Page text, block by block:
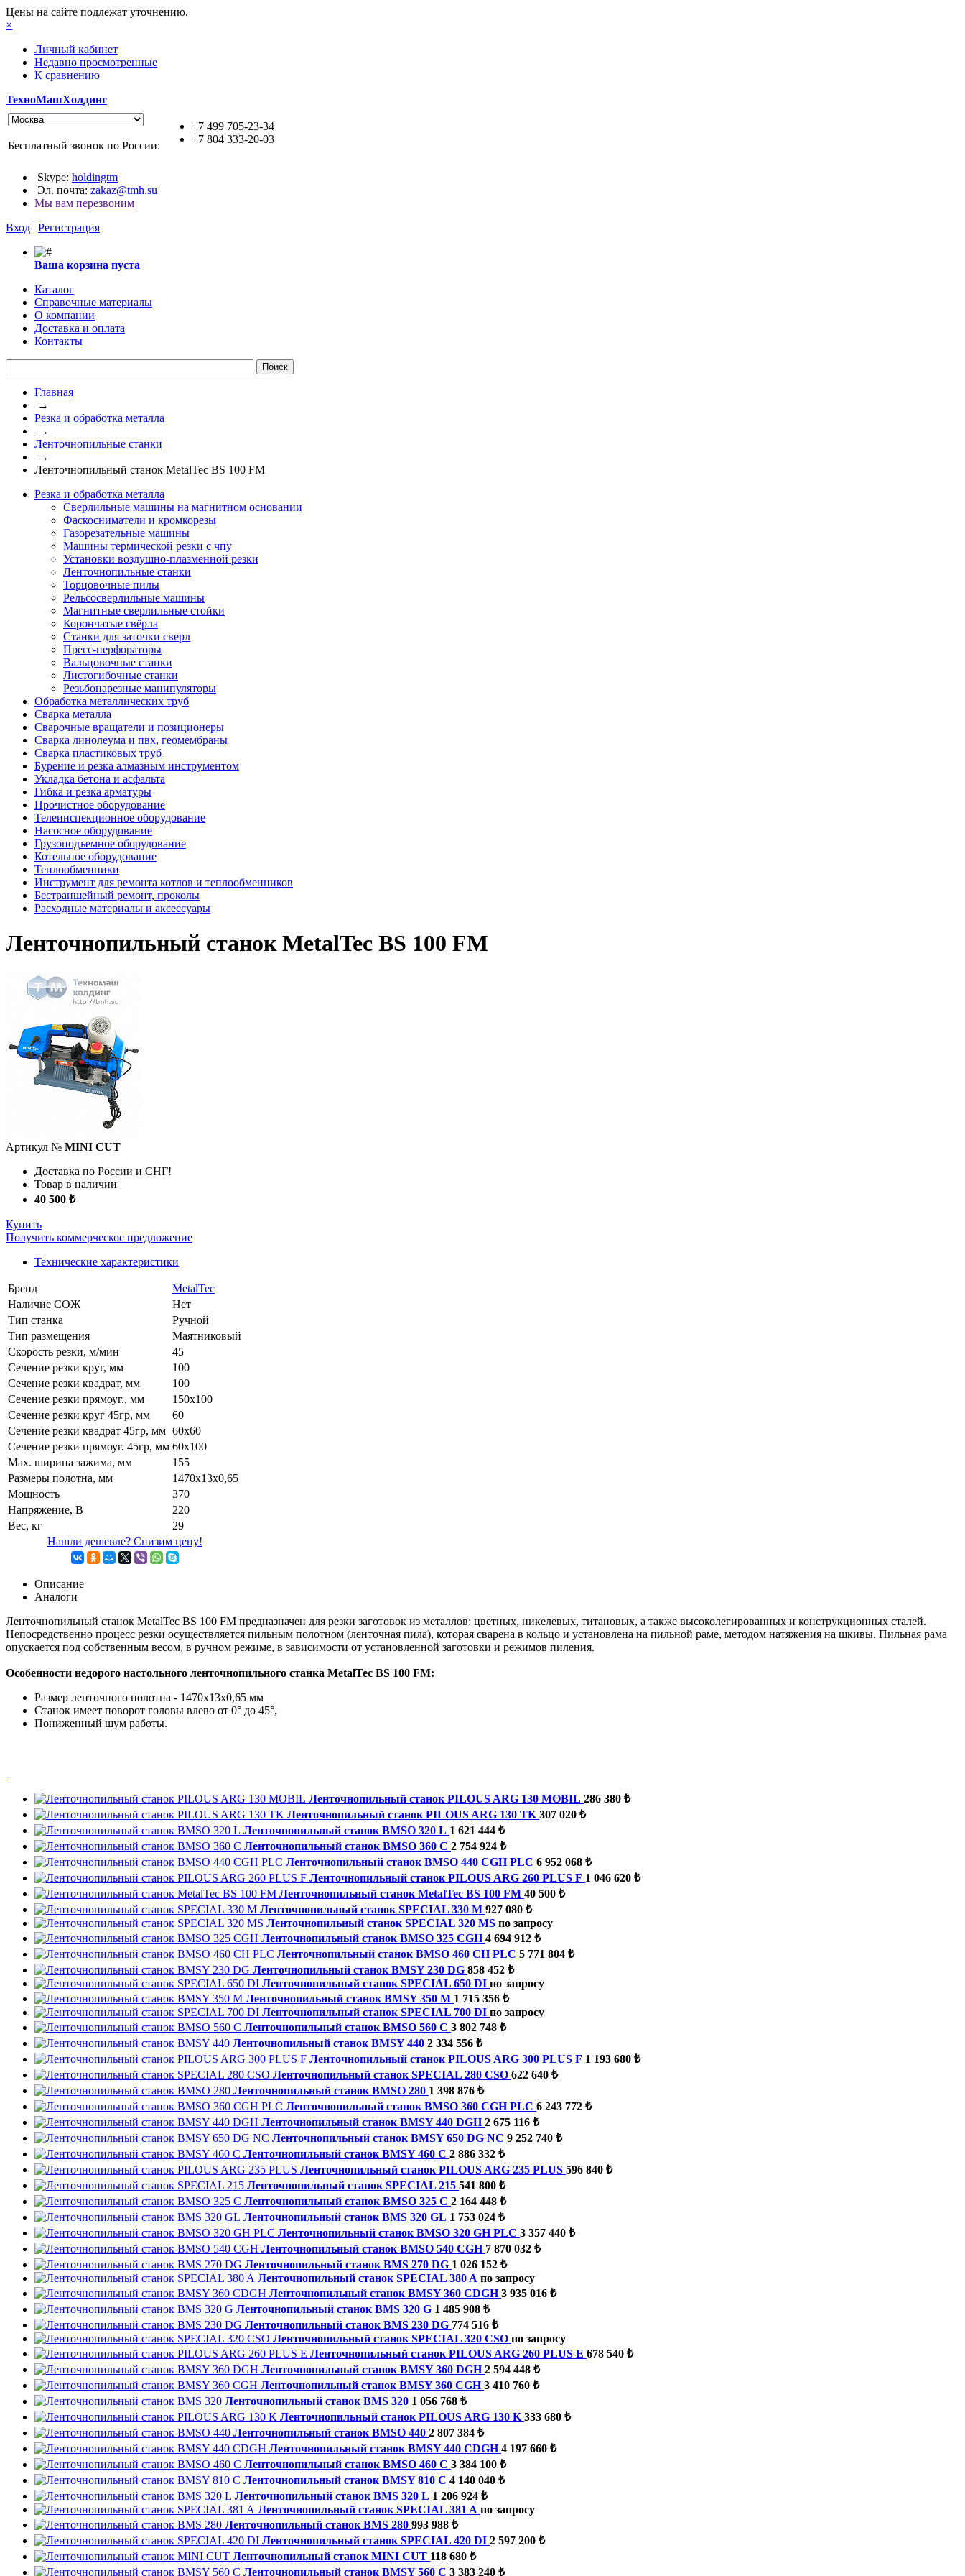
Цены на сайте подлежат уточнению.
×
Личный кабинет
Недавно просмотренные
К сравнению
ТехноМашХолдинг
+7 499 705-23-34
+7 804 333-20-03
Бесплатный звонок по России:
Skype: holdingtm
Эл. почта: zakaz@tmh.su
Мы вам перезвоним
Вход | Регистрация
Ваша корзина пуста
Каталог
Справочные материалы
О компании
Доставка и оплата
Контакты
Главная
→
Резка и обработка металла
→
Ленточнопильные станки
→
Ленточнопильный станок MetalTec BS 100 FM
Резка и обработка металла
Сверлильные машины на магнитном основании
Фаскосниматели и кромкорезы
Газорезательные машины
Машины термической резки с чпу
Установки воздушно-плазменной резки
Ленточнопильные станки
Торцовочные пилы
Рельсосверлильные машины
Магнитные сверлильные стойки
Корончатые свёрла
Станки для заточки сверл
Пресс-перфораторы
Вальцовочные станки
Листогибочные станки
Резьбонарезные манипуляторы
Обработка металлических труб
Сварка металла
Сварочные вращатели и позиционеры
Сварка линолеума и пвх, геомембраны
Сварка пластиковых труб
Бурение и резка алмазным инструментом
Укладка бетона и асфальта
Гибка и резка арматуры
Прочистное оборудование
Телеинспекционное оборудование
Насосное оборудование
Грузоподъемное оборудование
Котельное оборудование
Теплообменники
Инструмент для ремонта котлов и теплообменников
Бестраншейный ремонт, проколы
Расходные материалы и аксессуары
Ленточнопильный станок MetalTec BS 100 FM
Артикул № MINI CUT
Доставка по России и СНГ!
Товар в наличии
40 500 ₺
Купить
Получить коммерческое предложение
Технические характеристики
Бренд
MetalTec
Наличие СОЖ
Нет
Тип станка
Ручной
Тип размещения
Маятниковый
Скорость резки, м/мин
45
Сечение резки круг, мм
100
Сечение резки квадрат, мм
100
Сечение резки прямоуг., мм
150x100
Сечение резки круг 45гр, мм
60
Сечение резки квадрат 45гр, мм 60х60
Сечение резки прямоуг. 45гр, мм 60х100
Маx. ширина зажима, мм
155
Размеры полотна, мм
1470х13х0,65
Мощность
370
Напряжение, В
220
Вес, кг
29
Нашли дешевле? Снизим цену!
Описание
Аналоги
Ленточнопильный станок MetalTec BS 100 FM предназначен для резки заготовок из металлов: цветных, никелевых, титановых, а также высоколегированных и конструкционных сталей.
Непосредственно процесс резки осуществляется пильным полотном (ленточная пила), которая сварена в кольцо и установлена на пильной раме, методом натяжения на шкивы. Пильная рама
опускается под собственным весом, в ручном режиме, в зависимости от установленной заготовки и режимов пиления.
Особенности недорого настольного ленточнопильного станка MetalTec BS 100 FM:
Размер ленточного полотна - 1470х13х0,65 мм
Станок имеет поворот головы влево от 0° до 45°,
Пониженный шум работы.
Ленточнопильный станок PILOUS ARG 130 MOBIL 286 380 ₺
Ленточнопильный станок PILOUS ARG 130 TK 307 020 ₺
Ленточнопильный станок BMSO 320 L 1 621 444 ₺
Ленточнопильный станок BMSO 360 C 2 754 924 ₺
Ленточнопильный станок BMSO 440 CGH PLC 6 952 068 ₺
Ленточнопильный станок PILOUS ARG 260 PLUS F 1 046 620 ₺
Ленточнопильный станок MetalTec BS 100 FM 40 500 ₺
Ленточнопильный станок SPECIAL 330 M 927 080 ₺
Ленточнопильный станок SPECIAL 320 MS по запросу
Ленточнопильный станок BMSO 325 CGH 4 694 912 ₺
Ленточнопильный станок BMSO 460 CH PLC 5 771 804 ₺
Ленточнопильный станок BMSY 230 DG 858 452 ₺
Ленточнопильный станок SPECIAL 650 DI по запросу
Ленточнопильный станок BMSY 350 M 1 715 356 ₺
Ленточнопильный станок SPECIAL 700 DI по запросу
Ленточнопильный станок BMSO 560 C 3 802 748 ₺
Ленточнопильный станок BMSY 440 2 334 556 ₺
Ленточнопильный станок PILOUS ARG 300 PLUS F 1 193 680 ₺
Ленточнопильный станок SPECIAL 280 CSO 622 640 ₺
Ленточнопильный станок BMSO 280 1 398 876 ₺
Ленточнопильный станок BMSO 360 CGH PLC 6 243 772 ₺
Ленточнопильный станок BMSY 440 DGH 2 675 116 ₺
Ленточнопильный станок BMSY 650 DG NC 9 252 740 ₺
Ленточнопильный станок BMSY 460 C 2 886 332 ₺
Ленточнопильный станок PILOUS ARG 235 PLUS 596 840 ₺
Ленточнопильный станок SPECIAL 215 541 800 ₺
Ленточнопильный станок BMSO 325 C 2 164 448 ₺
Ленточнопильный станок BMS 320 GL 1 753 024 ₺
Ленточнопильный станок BMSO 320 GH PLC 3 357 440 ₺
Ленточнопильный станок BMSO 540 CGH 7 870 032 ₺
Ленточнопильный станок BMS 270 DG 1 026 152 ₺
Ленточнопильный станок SPECIAL 380 A по запросу
Ленточнопильный станок BMSY 360 CDGH 3 935 016 ₺
Ленточнопильный станок BMS 320 G 1 485 908 ₺
Ленточнопильный станок BMS 230 DG 774 516 ₺
Ленточнопильный станок SPECIAL 320 CSO по запросу
Ленточнопильный станок PILOUS ARG 260 PLUS E 678 540 ₺
Ленточнопильный станок BMSY 360 DGH 2 594 448 ₺
Ленточнопильный станок BMSY 360 CGH 3 410 760 ₺
Ленточнопильный станок BMS 320 1 056 768 ₺
Ленточнопильный станок PILOUS ARG 130 K 333 680 ₺
Ленточнопильный станок BMSO 440 2 807 384 ₺
Ленточнопильный станок BMSY 440 CDGH 4 197 660 ₺
Ленточнопильный станок BMSO 460 C 3 384 100 ₺
Ленточнопильный станок BMSY 810 C 4 140 040 ₺
Ленточнопильный станок BMS 320 L 1 206 924 ₺
Ленточнопильный станок SPECIAL 381 A по запросу
Ленточнопильный станок BMS 280 993 988 ₺
Ленточнопильный станок SPECIAL 420 DI 2 597 200 ₺
Ленточнопильный станок MINI CUT 118 680 ₺
Ленточнопильный станок BMSY 560 C 3 383 240 ₺